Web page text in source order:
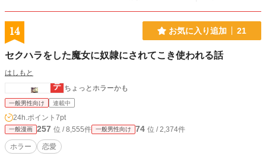
14 お気に入り追加 21
セクハラをした魔女に奴隷にされてこき使われる話
はしもと
ちょっとホラーかも
一般男性向け 連載中
24h.ポイント 7pt
一般漫画 257 位 / 8,555件 一般男性向け 74 位 / 2,374件
ホラー 恋愛